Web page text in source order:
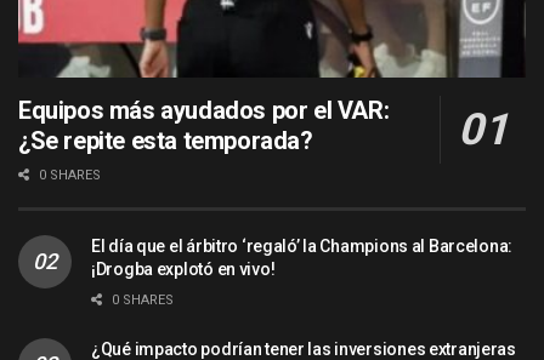
Equipos más ayudados por el VAR:
¿Se repite esta temporada?
0 SHARES
El día que el árbitro ‘regaló’ la Champions al Barcelona:
¡Drogba explotó en vivo!
0 SHARES
¿Qué impacto podrían tener las inversiones extranjeras